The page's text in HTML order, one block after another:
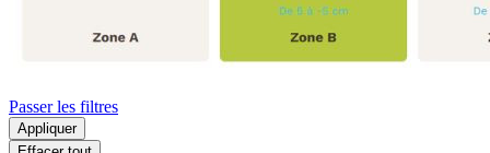
Passer les filtres
Appliquer